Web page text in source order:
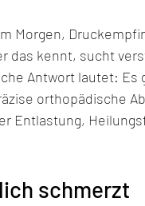
Morgen,
das kennt, sucht
Antwort lautet: Es
orthopädische
Entlastung,
schmerzt